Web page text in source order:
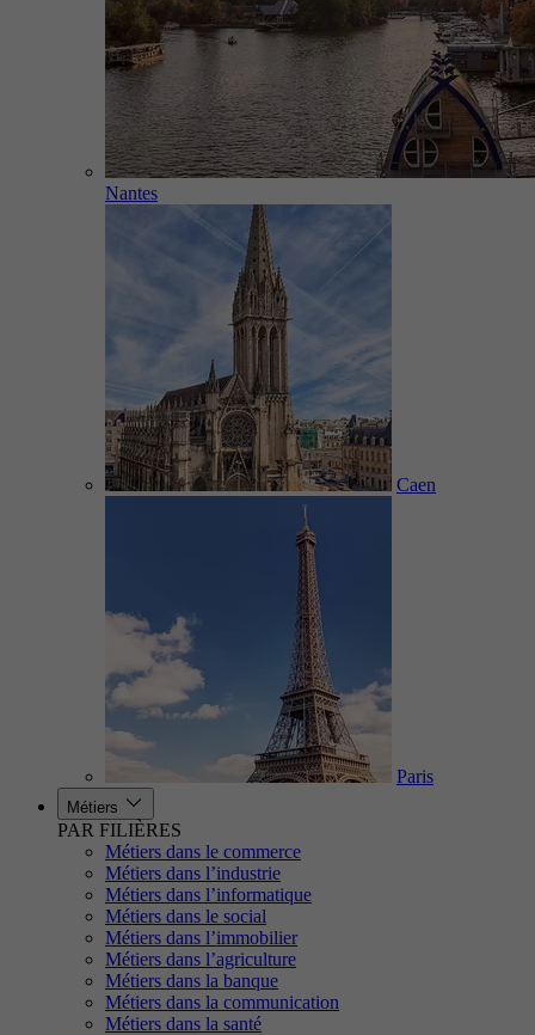
Nantes
Caen
Paris
Métiers
PAR FILIÈRES
Métiers dans le commerce
Métiers dans l’industrie
Métiers dans l’informatique
Métiers dans le social
Métiers dans l’immobilier
Métiers dans l’agriculture
Métiers dans la banque
Métiers dans la communication
Métiers dans la santé